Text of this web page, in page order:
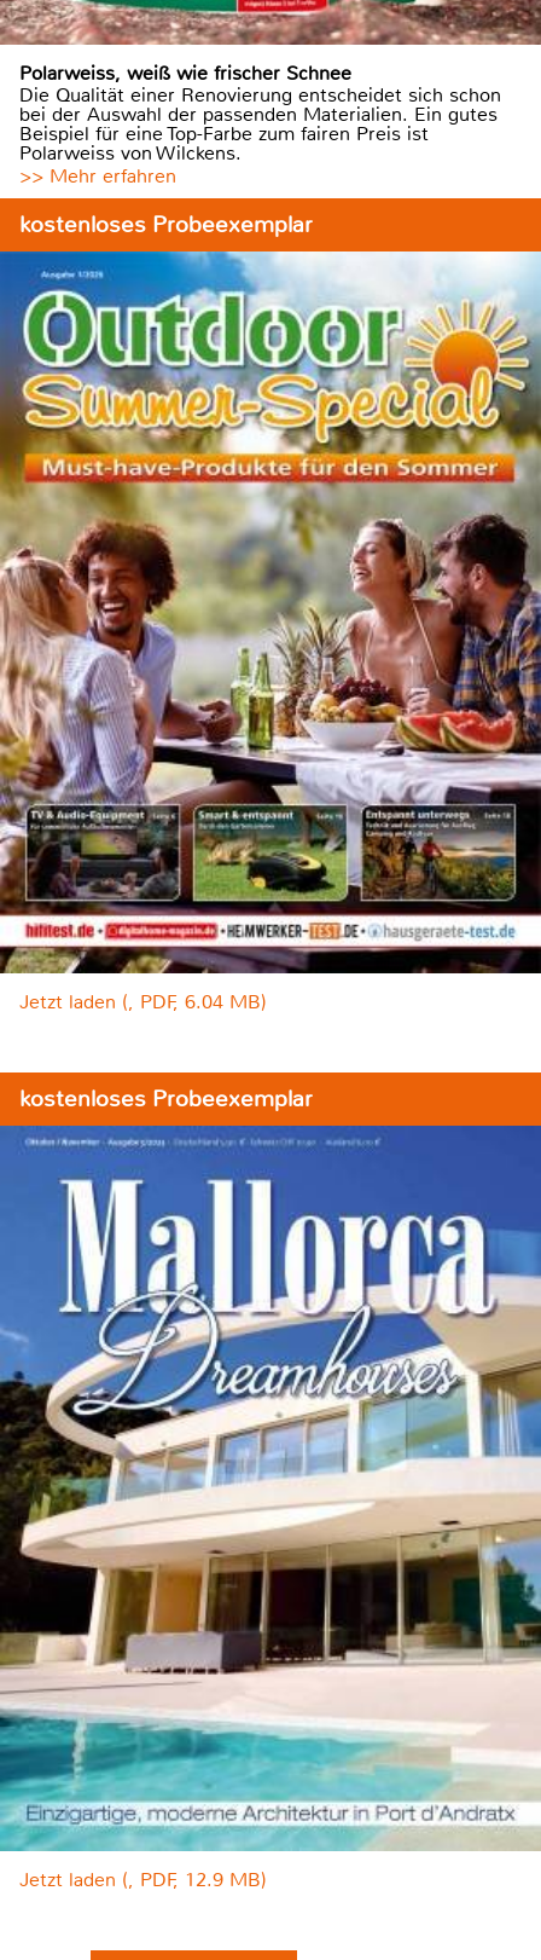
Polarweiss, weiß wie frischer Schnee
Die Qualität einer Renovierung entscheidet sich schon
bei der Auswahl der passenden Materialien. Ein gutes
Beispiel für eine Top-Farbe zum fairen Preis ist
Polarweiss von Wilckens.
>> Mehr erfahren
kostenloses Probeexemplar
Jetzt laden (, PDF, 6.04 MB)
kostenloses Probeexemplar
Jetzt laden (, PDF, 12.9 MB)